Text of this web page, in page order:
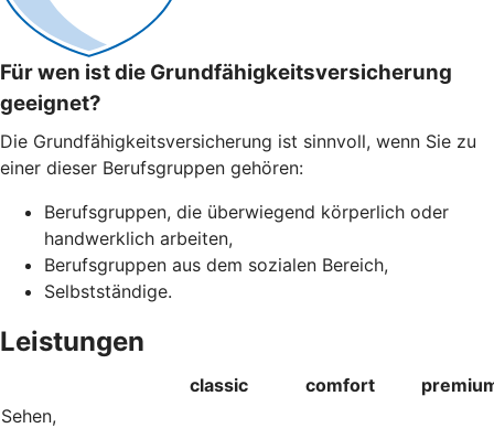
Für wen ist die Grundfähigkeitsversicherung
geeignet?
Die Grundfähigkeitsversicherung ist sinnvoll, wenn Sie zu
einer dieser Berufsgruppen gehören:
Berufsgruppen, die überwiegend körperlich oder
handwerklich arbeiten,
Berufsgruppen aus dem sozialen Bereich,
Selbstständige.
Leistungen
classic comfort
Sehen,